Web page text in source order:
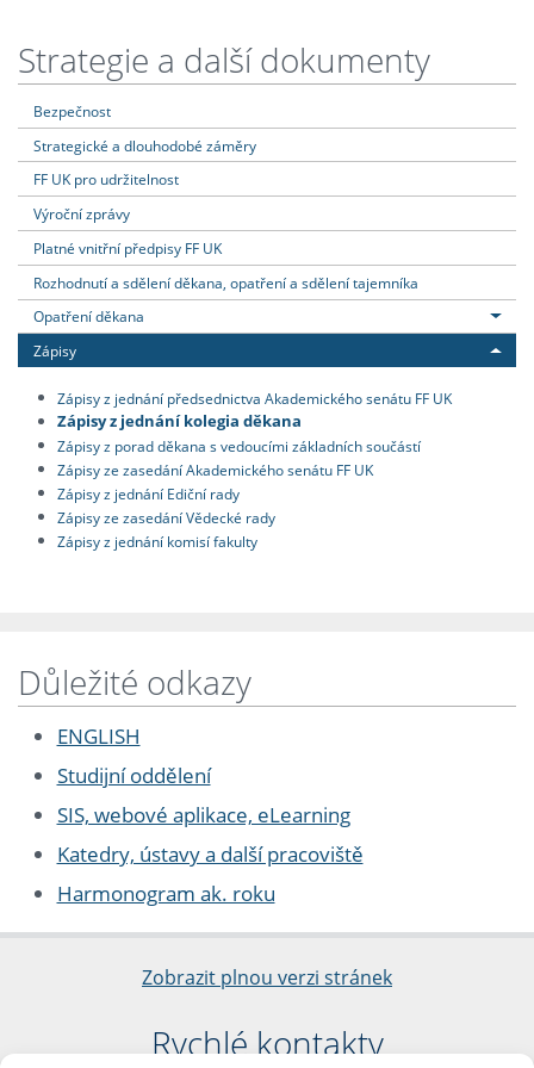
Strategie a další dokumenty
Bezpečnost
Strategické a dlouhodobé záměry
FF UK pro udržitelnost
Výroční zprávy
Platné vnitřní předpisy FF UK
Rozhodnutí a sdělení děkana, opatření a sdělení tajemníka
Opatření děkana
Zápisy
Zápisy z jednání předsednictva Akademického senátu FF UK
Zápisy z jednání kolegia děkana
Zápisy z porad děkana s vedoucími základních součástí
Zápisy ze zasedání Akademického senátu FF UK
Zápisy z jednání Ediční rady
Zápisy ze zasedání Vědecké rady
Zápisy z jednání komisí fakulty
Důležité odkazy
ENGLISH
Studijní oddělení
SIS, webové aplikace, eLearning
Katedry, ústavy a další pracoviště
Harmonogram ak. roku
Zobrazit plnou verzi stránek
Rychlé kontakty